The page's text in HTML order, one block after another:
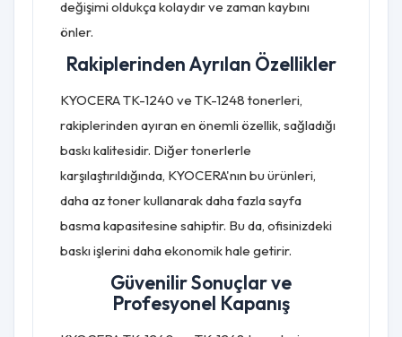
değişimi oldukça kolaydır ve zaman kaybını
önler.
Rakiplerinden Ayrılan Özellikler
KYOCERA TK-1240 ve TK-1248 tonerleri,
rakiplerinden ayıran en önemli özellik, sağladığı
baskı kalitesidir. Diğer tonerlerle
karşılaştırıldığında, KYOCERA'nın bu ürünleri,
daha az toner kullanarak daha fazla sayfa
basma kapasitesine sahiptir. Bu da, ofisinizdeki
baskı işlerini daha ekonomik hale getirir.
Güvenilir Sonuçlar ve
Profesyonel Kapanış